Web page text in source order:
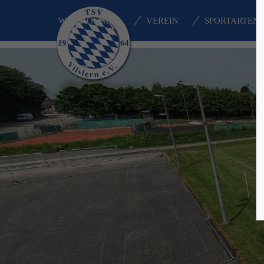
Login
Benutzername
Passwort
Lorem
We
Mon -
WILLKOMMEN VEREIN SPORTARTEN